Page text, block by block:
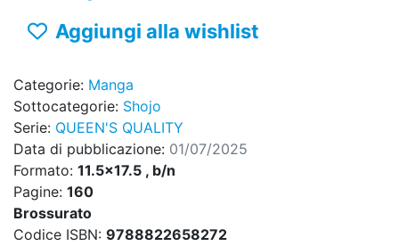
Aggiungi alla wishlist
Categorie: Manga
Sottocategorie: Shojo
Serie: QUEEN'S QUALITY
Data di pubblicazione: 01/07/2025
Formato: 11.5x17.5 , b/n
Pagine: 160
Brossurato
Codice ISBN: 9788822658272